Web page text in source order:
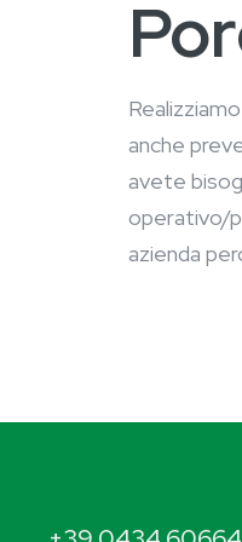
anche
avete
operativo/
azienda